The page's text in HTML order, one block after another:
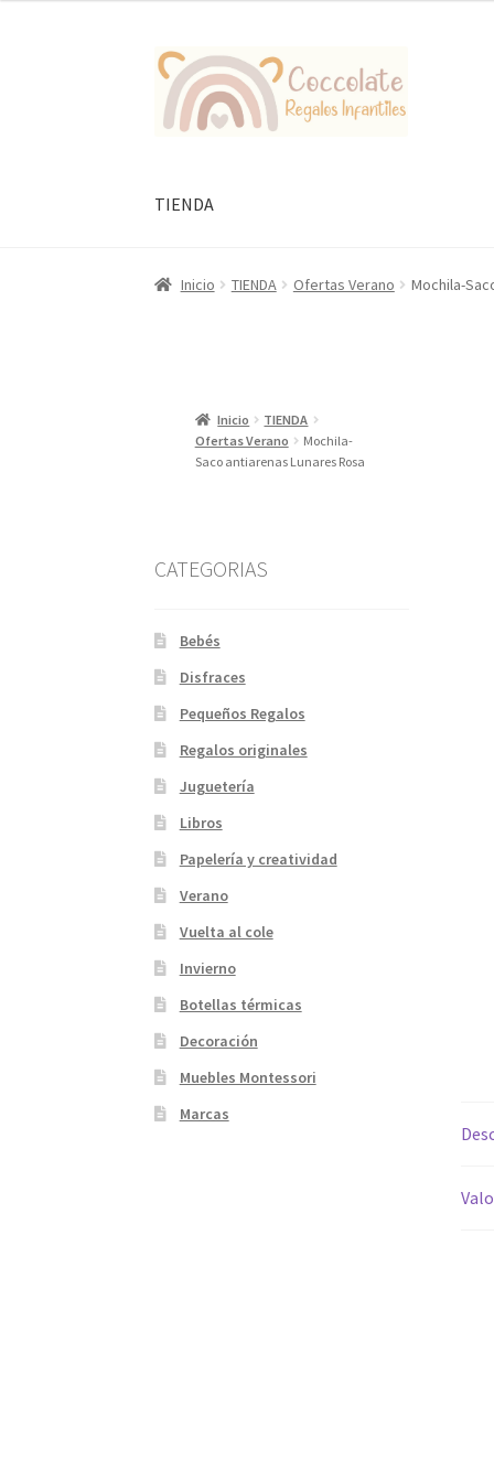
Ir
la
Ir
al
contenido
TIENDA
Inicio TIENDA Ofertas Verano Mochila-
Inicio
TIENDA
Ofertas Verano
Mochila-
Saco antiarenas Lunares Rosa
CATEGORIAS
Bebés
Disfraces
Pequeños Regalos
Regalos originales
Juguetería
Libros
Papelería y creatividad
Verano
Vuelta al cole
Invierno
Botellas térmicas
Decoración
Muebles Montessori
Marcas
15,90 €.9,95 €.